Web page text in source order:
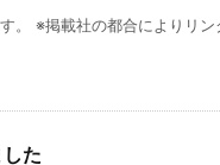
。 ※掲載社の都合によりリ
た